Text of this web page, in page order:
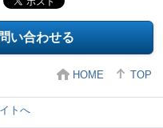
い合わせる
HOME TOP
トへ